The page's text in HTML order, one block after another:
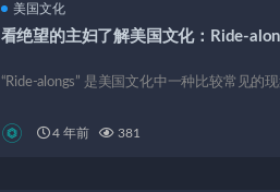
美国文化
看绝望的主妇了解美国文化：Ride-
“Ride-alongs” 是美国文化中一种比较常见的
4 年前 381